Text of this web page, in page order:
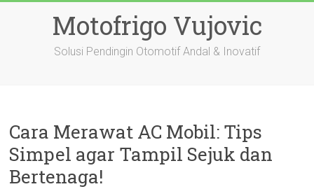
Motofrigo Vujovic
Solusi Pendingin Otomotif Andal & Inovatif
Cara Merawat AC Mobil: Tips
Simpel agar Tampil Sejuk dan
Bertenaga!